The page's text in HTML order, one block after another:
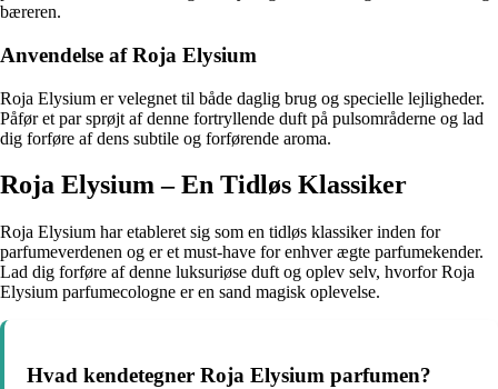
bæreren.
Anvendelse af Roja Elysium
Roja Elysium er velegnet til både daglig brug og specielle lejligheder.
Påfør et par sprøjt af denne fortryllende duft på pulsområderne og lad
dig forføre af dens subtile og forførende aroma.
Roja Elysium – En Tidløs Klassiker
Roja Elysium har etableret sig som en tidløs klassiker inden for
parfumeverdenen og er et must-have for enhver ægte parfumekender.
Lad dig forføre af denne luksuriøse duft og oplev selv, hvorfor Roja
Elysium parfumecologne er en sand magisk oplevelse.
Hvad kendetegner Roja Elysium parfumen?